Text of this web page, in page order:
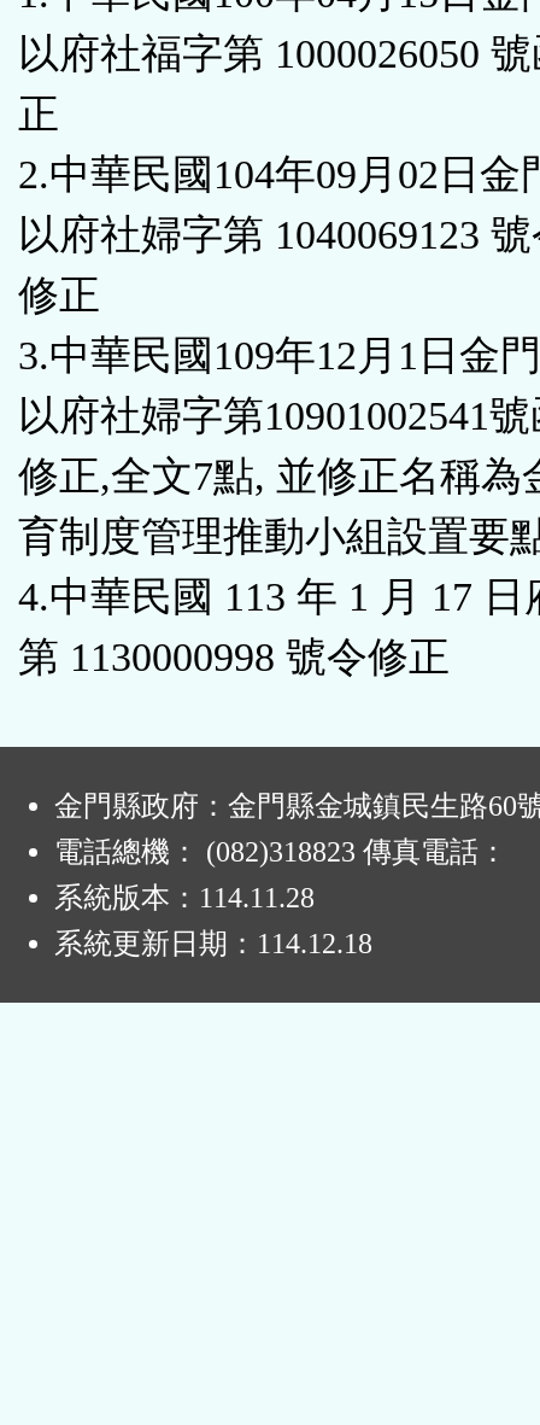
按
鈕
區
以府社福字第 1000026050
正
2.中華民國104年09月02日金
以府社婦字第 1040069123
修正
3.中華民國109年12月1日金
以府社婦字第10901002541
修正,全文7點, 並修正名稱為
育制度管理推動小組設置要
4.中華民國 113 年 1 月 17
第 1130000998 號令修正
金門縣政府：金門縣金城鎮民生路60
電話總機： (082)318823 傳真電話：
系統版本： 114.11.28
系統更新日期： 114.12.18